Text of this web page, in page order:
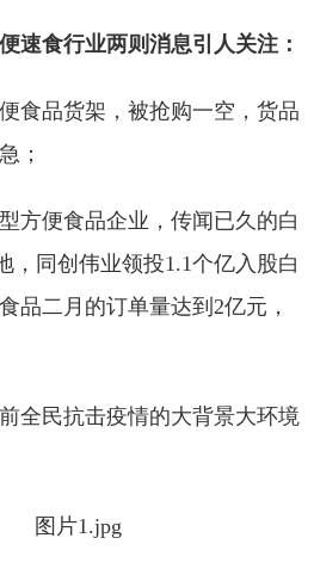
速食行业两则消息引人关注：
食品货架，被抢购一空，货品
；
方便食品企业，传闻已久的白
，同创伟业领投1.1个亿入股白
品二月的订单量达到2亿元，
全民抗击疫情的大背景大环境